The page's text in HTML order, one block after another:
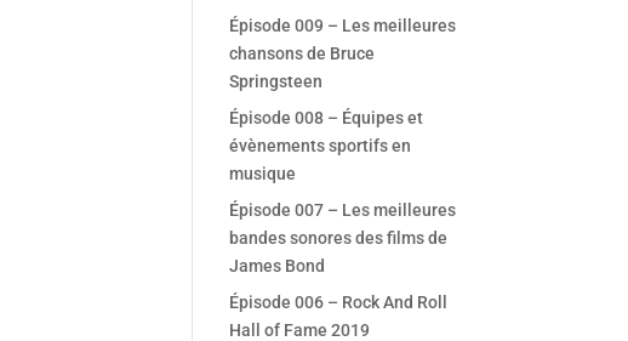
Épisode 009 – Les meilleures
chansons de Bruce
Springsteen
Épisode 008 – Équipes et
évènements sportifs en
musique
Épisode 007 – Les meilleures
bandes sonores des films de
James Bond
Épisode 006 – Rock And Roll
Hall of Fame 2019